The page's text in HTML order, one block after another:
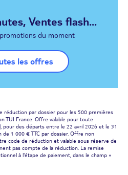
Ventes flash...
du moment
les offres
réduction par dossier pour les 500 premières
TUI France. Offre valable pour toute
pour des départs entre le 22 avril 2026 et le 31
1 000 € TTC par dossier. Offre non
code de réduction et valable sous réserve de
pas compte de la réduction. La remise
à l'étape de paiement, dans le champ «